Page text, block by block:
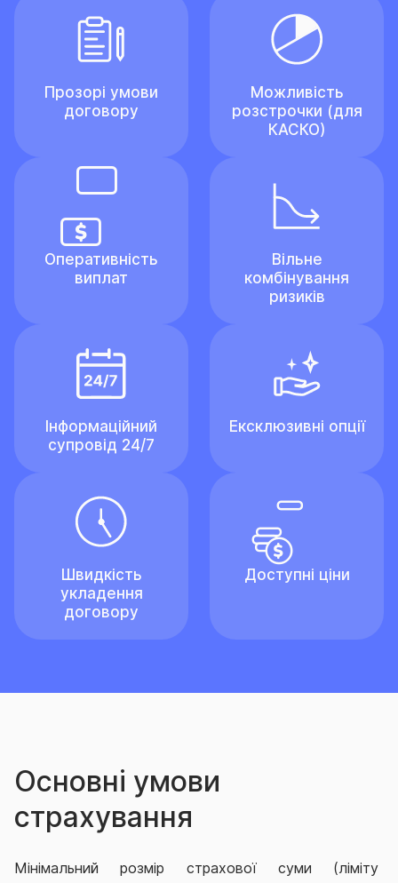
Прозорі умови
договору
Можливість
розстрочки (для
КАСКО)
Оперативність
виплат
Вільне
комбінування
ризиків
Інформаційний
супровід 24/7
Ексклюзивні опції
Швидкість
укладення
договору
Доступні ціни
Основні умови
страхування
Мінімальний розмір страхової суми (ліміту